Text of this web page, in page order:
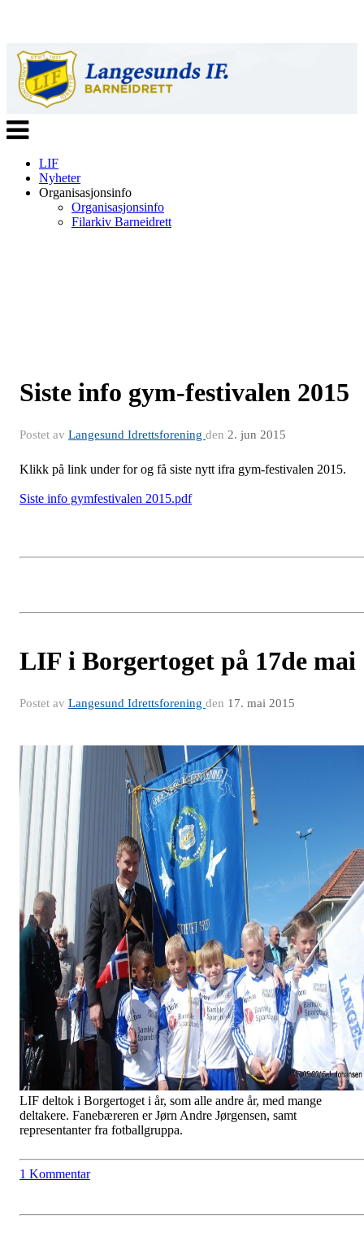
Veksle
navigasjon
LIF
Nyheter
Organisasjonsinfo
Organisasjonsinfo
Filarkiv Barneidrett
Siste info gym-festivalen 2015
Postet av Langesund Idrettsforening den 2. jun 2015
Klikk på link under for og få siste nytt ifra gym-festivalen 2015.
Siste info gymfestivalen 2015.pdf
LIF i Borgertoget på 17de mai
Postet av Langesund Idrettsforening den 17. mai 2015
LIF deltok i Borgertoget i år, som alle andre år, med mange
deltakere. Fanebæreren er Jørn Andre Jørgensen, samt
representanter fra fotballgruppa.
1 Kommentar